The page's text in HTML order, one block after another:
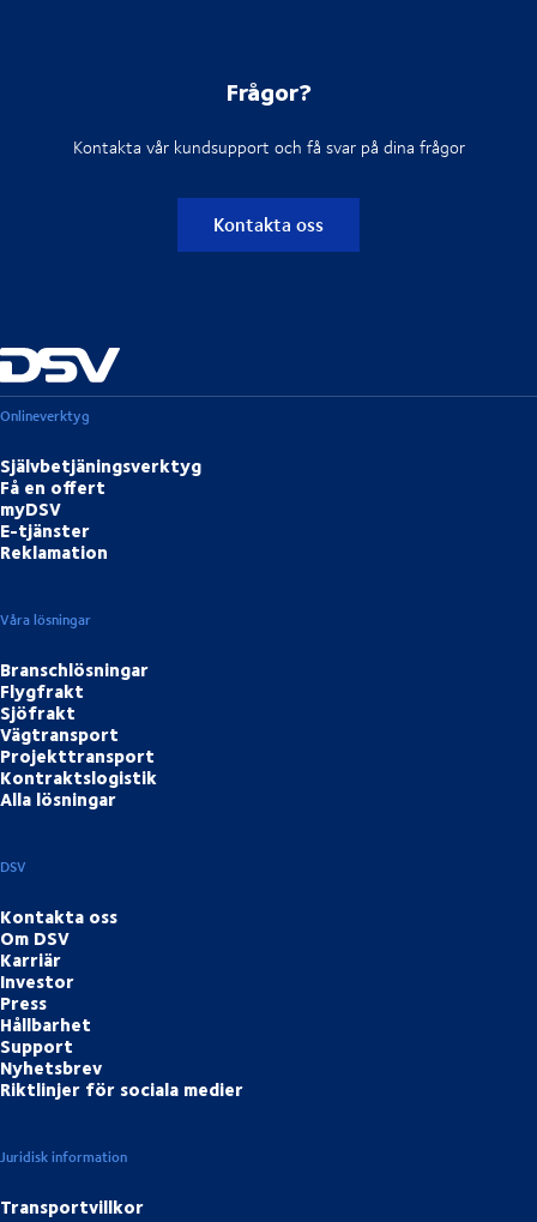
Frågor?
Kontakta vår kundsupport och få svar på dina frågor
Kontakta oss
Onlineverktyg
Självbetjäningsverktyg
Få en offert
myDSV
E-tjänster
Reklamation
Våra lösningar
Branschlösningar
Flygfrakt
Sjöfrakt
Vägtransport
Projekttransport
Kontraktslogistik
Alla lösningar
DSV
Kontakta oss
Om DSV
Karriär
Investor
Press
Hållbarhet
Support
Nyhetsbrev
Riktlinjer för sociala medier
Juridisk information
Transportvillkor